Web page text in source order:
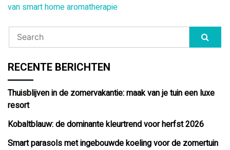
van smart home aromatherapie
RECENTE BERICHTEN
Thuisblijven in de zomervakantie: maak van je tuin een luxe
resort
Kobaltblauw: de dominante kleurtrend voor herfst 2026
Smart parasols met ingebouwde koeling voor de zomertuin